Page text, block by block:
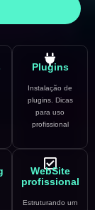
Plugins
Instalação de
plugins. Dicas
para uso
profissional
WebSite
profissional
Estruturando um